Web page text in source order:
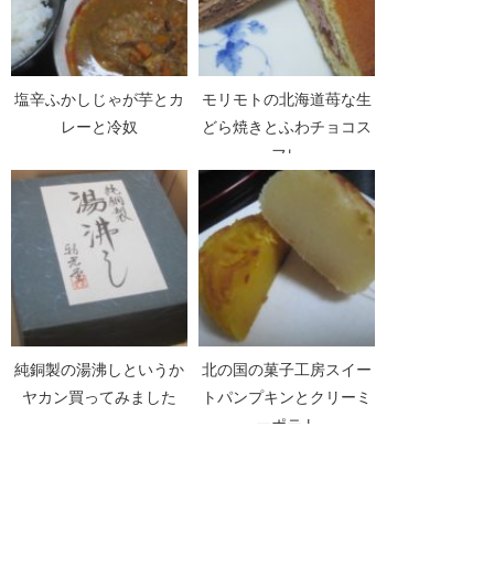
塩辛ふかしじゃが芋とカ
レーと冷奴
モリモトの北海道苺な生
どら焼きとふわチョコス
フレ
純銅製の湯沸しというか
ヤカン買ってみました
北の国の菓子工房スイー
トパンプキンとクリーミ
ーポテト